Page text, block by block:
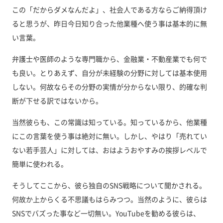
この「だからダメなんだよ」、社会人である方ならご納得頂け
ると思うが、昨日今日知り合った他業種へ使う事は基本的に無
い言葉。
弁護士や医師のような専門職から、金融業・不動産業でも何で
も良い。とりあえず、自分が未経験の分野に対しては基本使用
しない。何故ならその分野の実情が分からない限り、的確な判
断が下せる訳ではないから。
当然彼らも、この常識は知っている。知っているから、他業種
にこの言葉を使う事は絶対に無い。しかし、やはり「売れてい
ない若手芸人」に対しては、おはようおやすみの挨拶レベルで
簡単に使われる。
そうしてここから、彼ら独自のSNS戦略について聞かされる。
何故か上からくる不思議もはらみつつ。当然のように、彼らは
SNSでバズった事など一切無い。YouTubeを勧める彼らは、